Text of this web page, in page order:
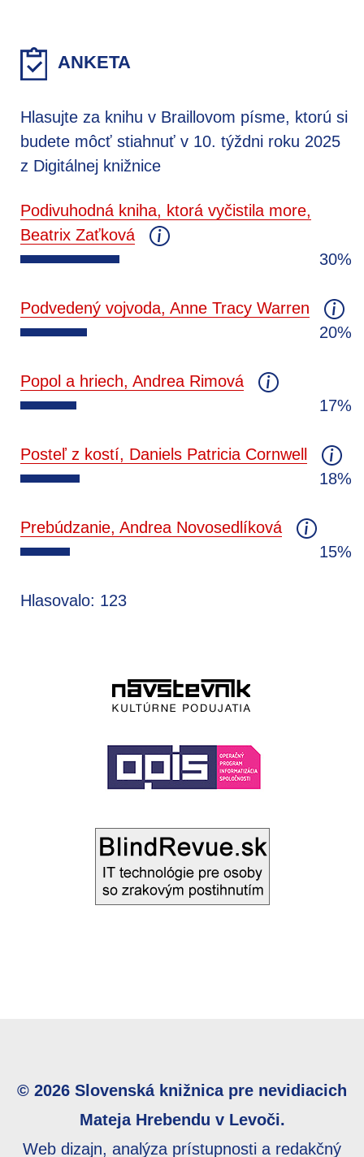
ANKETA
Hlasujte za knihu v Braillovom písme, ktorú si
budete môcť stiahnuť v 10. týždni roku 2025
z Digitálnej knižnice
Podivuhodná kniha, ktorá vyčistila more,
Beatrix Zaťková
30%
Podvedený vojvoda, Anne Tracy Warren
20%
Popol a hriech, Andrea Rimová
17%
Posteľ z kostí, Daniels Patricia Cornwell
18%
Prebúdzanie, Andrea Novosedlíková
15%
Hlasovalo: 123
© 2026 Slovenská knižnica pre nevidiacich
Mateja Hrebendu v Levoči.
Web dizajn, analýza prístupnosti a redakčný